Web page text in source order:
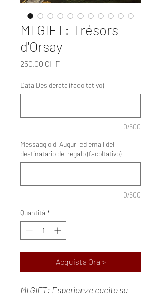
MI GIFT: Trésors
d'Orsay
250,00 CHFPrezzo
Data Desiderata (facoltativo)
0/500
Messaggio di Auguri ed email del
destinatario del regalo (facoltativo)
0/500
Quantità *
Acquista Ora >
MI GIFT: Esperienze cucite su